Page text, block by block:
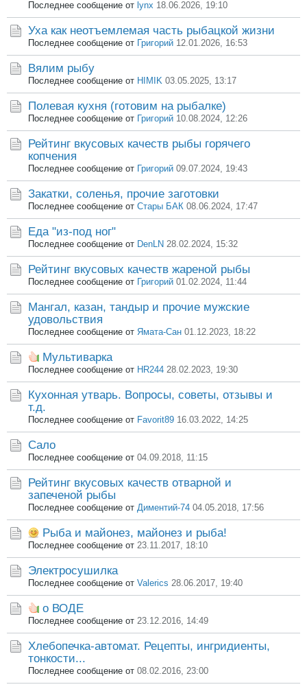
Последнее сообщение от lynx 18.06.2026, 19:10
Уха как неотъемлемая часть рыбацкой жизни
Последнее сообщение от Григорий 12.01.2026, 16:53
Вялим рыбу
Последнее сообщение от HIMIK 03.05.2025, 13:17
Полевая кухня (готовим на рыбалке)
Последнее сообщение от Григорий 10.08.2024, 12:26
Рейтинг вкусовых качеств рыбы горячего
копчения
Последнее сообщение от Григорий 09.07.2024, 19:43
Закатки, соленья, прочие заготовки
Последнее сообщение от Стары БАК 08.06.2024, 17:47
Еда "из-под ног"
Последнее сообщение от DenLN 28.02.2024, 15:32
Рейтинг вкусовых качеств жареной рыбы
Последнее сообщение от Григорий 01.02.2024, 11:44
Мангал, казан, тандыр и прочие мужские
удовольствия
Последнее сообщение от Ямата-Сан 01.12.2023, 18:22
Мультиварка
Последнее сообщение от HR244 28.02.2023, 19:30
Кухонная утварь. Вопросы, советы, отзывы и
т.д.
Последнее сообщение от Favorit89 16.03.2022, 14:25
Сало
Последнее сообщение от 04.09.2018, 11:15
Рейтинг вкусовых качеств отварной и
запеченой рыбы
Последнее сообщение от Диментий-74 04.05.2018, 17:56
Рыба и майонез, майонез и рыба!
Последнее сообщение от 23.11.2017, 18:10
Электросушилка
Последнее сообщение от Valerics 28.06.2017, 19:40
о ВОДЕ
Последнее сообщение от 23.12.2016, 14:49
Хлебопечка-автомат. Рецепты, ингридиенты,
тонкости...
Последнее сообщение от 08.02.2016, 23:00